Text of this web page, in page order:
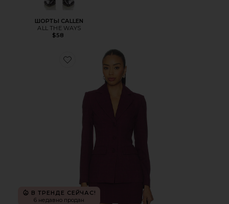
ШОРТЫ CALLEN
ALL THE WAYS
$58
Favorite БЛЕЙЗЕР AURELIA
В ТРЕНДЕ СЕЙЧАС!
6 недавно продан